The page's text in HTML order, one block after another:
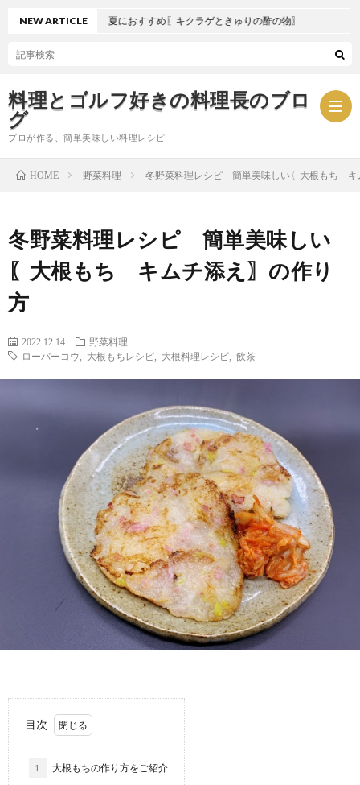
料理とゴルフ好きの料理長のブロ
グ
プロが作る、簡単美味しい料理レシピ
NEW ARTICLE夏におすすめ〖キクラゲときゅりの酢の物〗
HOME 野菜料理 冬野菜料理レシピ 簡単美味しい〖大根もち キ
冬野菜料理レシピ 簡単美味しい
〖大根もち キムチ添え〗の作り
方
2022.12.14
野菜料理
ローバーコウ
大根もちレシピ 大根料理レシピ 飲茶
目次
1. 大根もちの作り方をご紹介